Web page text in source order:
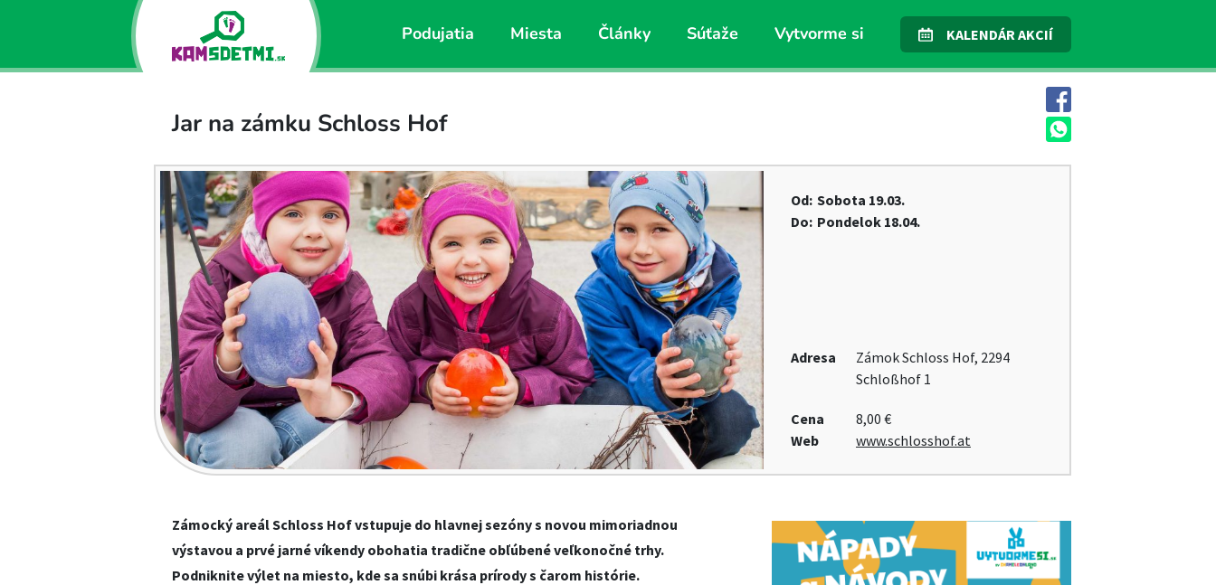
Podujatia Miesta Články Súťaže Vytvorme si KALENDÁR AKCIÍ
Jar na zámku Schloss Hof
Od: Sobota 19.03.
Do: Pondelok18.04.
Adresa
Zámok Schloss Hof, 2294
Schloßhof 1
Cena
8,00 €
Web
www.schlosshof.at
Zámocký areál Schloss Hof vstupuje do hlavnej sezóny s novou mimoriadnou
výstavou a prvé jarné víkendy obohatia tradične obľúbené veľkonočné trhy.
Podniknite výlet na miesto, kde sa snúbi krása prírody s čarom histórie.